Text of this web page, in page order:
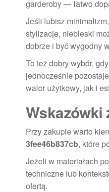
garderoby — łatwo
Jeśli lubisz
stylizacje, niebieski
dobrze i być wygodny
To też dobry wybór,
jednocześnie
walor użytkowy, jak i
Wskazówki
Przy zakupie warto
3fee46b837cb, które
Jeżeli w materiałach
techniczne lub
ofertą.